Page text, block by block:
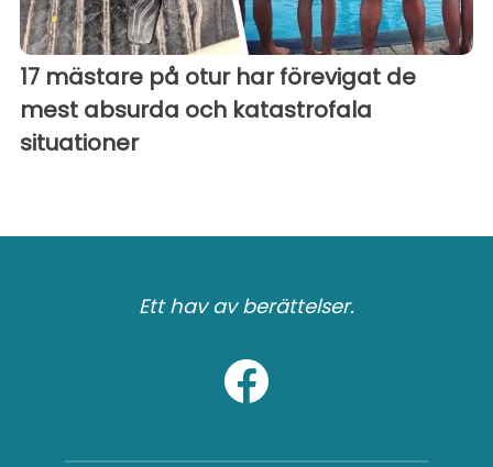
17 mästare på otur har förevigat de
mest absurda och katastrofala
situationer
Ett hav av berättelser.